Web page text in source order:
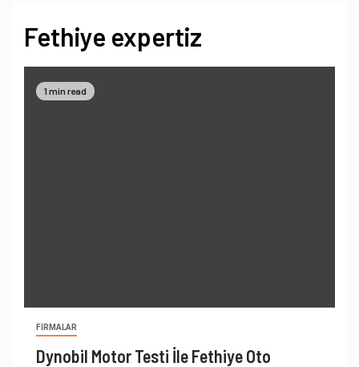
Fethiye expertiz
1 min read
FIRMALAR
Dynobil Motor Testi İle Fethiye Oto